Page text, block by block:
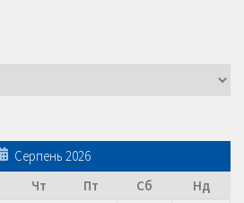
Серпень 2026
Чт Пт Сб
Нд